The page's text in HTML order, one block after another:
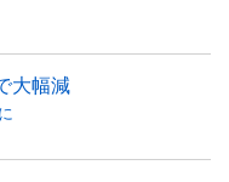
大幅減